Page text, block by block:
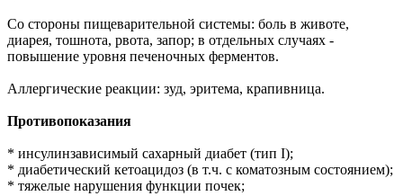
Со стороны пищеварительной системы: боль в животе,
диарея, тошнота, рвота, запор; в отдельных случаях -
повышение уровня печеночных ферментов.
Аллергические реакции: зуд, эритема, крапивница.
Противопоказания
* инсулинзависимый сахарный диабет (тип I);
* диабетический кетоацидоз (в т.ч. с коматозным состоянием);
* тяжелые нарушения функции почек;